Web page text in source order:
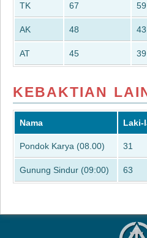
TK 67 59
AK 48 43
AT 45 39
KEBAKTIAN
Nama Laki-
Pondok Karya (08.00) 31
Gunung Sindur (09:00) 63